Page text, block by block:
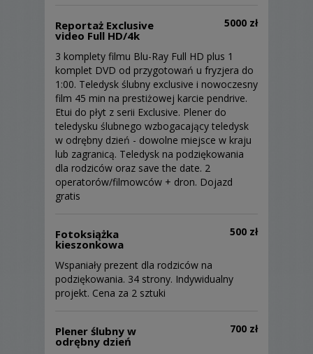
Reportaż Exclusive
video Full HD/4k
5000 zł
3 komplety filmu Blu-Ray Full HD plus 1
komplet DVD od przygotowań u fryzjera do
1:00. Teledysk ślubny exclusive i nowoczesny
film 45 min na prestiżowej karcie pendrive.
Etui do płyt z serii Exclusive. Plener do
teledysku ślubnego wzbogacający teledysk
w odrębny dzień - dowolne miejsce w kraju
lub zagranicą. Teledysk na podziękowania
dla rodziców oraz save the date. 2
operatorów/filmowców + dron. Dojazd
gratis
Fotoksiążka
kieszonkowa
500 zł
Wspaniały prezent dla rodziców na
podziękowania. 34 strony. Indywidualny
projekt. Cena za 2 sztuki
Plener ślubny w
odrębny dzień
700 zł